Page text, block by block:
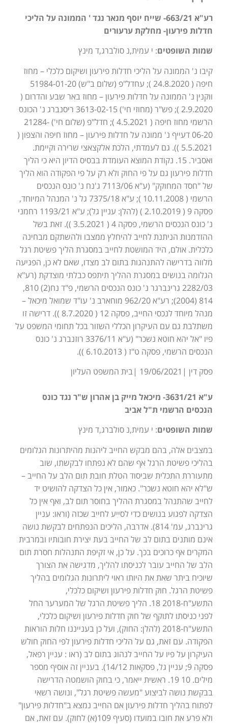
רע"א 663/21- שייח יוסף מנאר נגד ' הממונה על הליכי
חדלות פירעון- מחלקת ערעורים
שמות השופטים: י עמית,נ סולברג,ד מינץ
קיבו נ' הממונה על הליכי חדלות פירעון ושיקום כלכלי – מחוז
חיפה ( 24.8.2020 ); עחדל"פ (שלום ב"ש) 51984-01-20
ווקנין נ' הממונה על חדלות פירעון – מחוז באר שבע והדרום (
2.9.2020 ); פש"ר (מחוזי חי') 3613-02-15 ריסנברג נ' הכונס
הרשמי מחוז חיפה ( 4.5.2021 ); חדל"פ (שלום חי') 21284-
06-20 דעייף נ' ממונה על חדלות פירעון – מחוז חיפה והצפון (
5.5.2021 )). גם לעמדתי, הלכת אלקצאצי שרירה וקיימת.
ואסביר. 15. נקודת המוצא העומדת בבסיס הדיון היא כי הליך
חדלות פירעון גם על פי החוק ולא רק על פי הפקודה הוא הליך
של "חסד המחוקק" (ע"א 7113/06 ג'נח נ' כונס הנכסים
הרשמי ( 10.11.2008 ); ע"א 7375/18 גל נ' המנהל המיוחד,
פסקה 9 ( 2.10.2019 ) (להלן: עניין גל); ע"א 1193/21 רחמני
נ' כונס הנכסים הרשמי, פסקה 4 ( 3.5.2021 )). זאת בשל
ההזדמנות הניתנת לחייב להיחלץ ממצבו ולהשתקם מבחינה
כלכלית. אולם, היד המושטת לחייב במסגרת הליך פשיטת רגל
מלווה בדרישה להתנהגות בתום לב מצדו, שאם לא כן, הפגיעה
הגלומה בנושים במסגרת ההליך תיתפס כבלתי מוצדקת (רע"א
2282/03 גרינברגר נ' כונס הנכסים הרשמי, פ"ד נח(2) 810,
814 (2004); רע"א 962/20 מוחארב נ' עו"ד שמואל מיכאל –
מנהל מיוחד לנכסי החייב, פסקה 12 ( 8.7.2020 )). דרישה זו
משתלבת גם עם העיקרון הכללי השזור בכל תחומי המשפט על
פיו "אל יהא חוטא נשכר" (ע"א 3376/11 רוזנברג נ' כונס
הנכסים הרשמי, פסקה ט"ז ( 6.10.2013 )).
פסק דין |19/06/2021 |בית המשפט העליון
ע"א 3631/21- מיכאל מייק בן אהרון ש"ר נגד כונס
הנכסים הרשמי ת"ל אביב
שמות השופטים: י עמית,נ סולברג,ד מינץ
במצבים אלה, בהם מבקש החייב ליהנות מהיתרונות הגלומים
בהליכי פשיטת הרגל אף שהם לא נפתחו לבקשתו, שוב
מתעוררת התכלית שביסוד הטלת חובת תום הלב על החייב –
ש"לא יהא חוטא נשכר". כאמור, אין כל הצדקה להושיט יד
לחייב שהתנהל במסגרת ההליך בחוסר תום לב, ואף אין כל
הצדקה לפגוע בנושים כדי לסייע לחייב שכזה (וראו: עניין
גרינברג, עמ' 814). אדרבה, הליכים הנפתחים לבקשת נושה
אינם מותנים בתום לב של החייב בעת יצירת חובותיו ובמרבית
המקרים אף כרוכים בכך. על כן, אי זקיפת התנהלות חסרת תום
הלב של החייב עובר לכניסתו להליך, מדגישה את הצורך
שיוכיח ביתר שאת את היותו ראוי ליתרונות הגלומים בהליך
פשיטת הרגל. חוק חדלות פירעון ושיקום כלכלי,
התשע"ח-2018 18. הליך פשיטת הרגל של המערער החל
לפני כניסתו לתוקף של חוק חדלות פירעון ושיקום כלכלי,
התשע"ח-2018 (להלן: החוק), ועל כן בענייננו חלות הוראות
הפקודה. עם זאת, גם על הליכי חדלות פירעון לפי החוק חולש
העיקרון על פיו על החייב לנהוג בתום לב (ראו : עניין רפאל,
פסקה 9; עניין גל, פסקאות 14/12). בעניין זה אוסיף מספר
מילים. 10 19. ראשית ייאמר, כי בחוק הושמטה הדרישה
בבקשת נושה לביצוע "מעשה פשיטת רגל", ונושה רשאי
לפתוח בהליך חדלות פירעון אם החייב נמצא ב"חדלות פירעון"
ולא פרע את חובו במועדו (סעיף 109(א) לחוק). עם זאת, אם